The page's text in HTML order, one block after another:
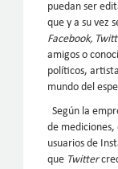
puedan ser
que y a su vez
Facebook,
amigos o
políticos,
mundo del
Según la
de
usuarios de
que Twitter